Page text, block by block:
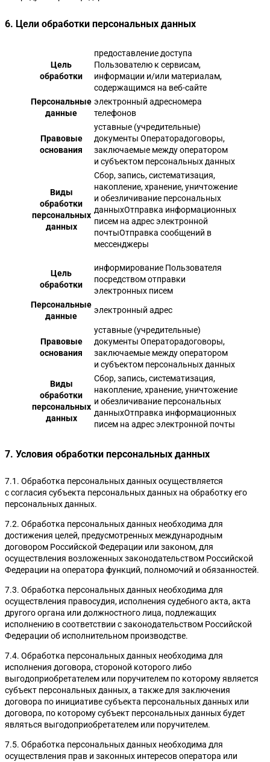
6. Цели обработки персональных данных
Цель
обработки
предоставление доступа
Пользователю к сервисам,
информации и/или материалам,
содержащимся на веб-сайте
Персональные
данные
электронный адресномера
телефонов
Правовые
основания
уставные (учредительные)
документы Операторадоговоры,
заключаемые между оператором
и субъектом персональных данных
Виды
обработки
персональных
данных
Сбор, запись, систематизация,
накопление, хранение, уничтожение
и обезличивание персональных
данныхОтправка информационных
писем на адрес электронной
почтыОтправка сообщений в
мессенджеры
Цель
обработки
информирование Пользователя
посредством отправки
электронных писем
Персональные
данные
электронный адрес
Правовые
основания
уставные (учредительные)
документы Операторадоговоры,
заключаемые между оператором
и субъектом персональных данных
Виды
обработки
персональных
данных
Сбор, запись, систематизация,
накопление, хранение, уничтожение
и обезличивание персональных
данныхОтправка информационных
писем на адрес электронной почты
7. Условия обработки персональных данных
7.1. Обработка персональных данных осуществляется
с согласия субъекта персональных данных на обработку его
персональных данных.
7.2. Обработка персональных данных необходима для
достижения целей, предусмотренных международным
договором Российской Федерации или законом, для
осуществления возложенных законодательством Российской
Федерации на оператора функций, полномочий и обязанностей.
7.3. Обработка персональных данных необходима для
осуществления правосудия, исполнения судебного акта, акта
другого органа или должностного лица, подлежащих
исполнению в соответствии с законодательством Российской
Федерации об исполнительном производстве.
7.4. Обработка персональных данных необходима для
исполнения договора, стороной которого либо
выгодоприобретателем или поручителем по которому является
субъект персональных данных, а также для заключения
договора по инициативе субъекта персональных данных или
договора, по которому субъект персональных данных будет
являться выгодоприобретателем или поручителем.
7.5. Обработка персональных данных необходима для
осуществления прав и законных интересов оператора или
Сразу отправим в
Telegram, MAX или
WhatsApp
материалы в PDF: